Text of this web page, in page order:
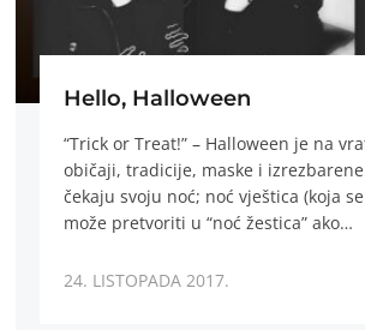
Hello, Halloween
“Trick or Treat!” – Halloween je na
običaji, tradicije, maske i
čekaju svoju noć; noć vještica (koja
može pretvoriti u “noć žestica” ako…
24. LISTOPADA 2017.